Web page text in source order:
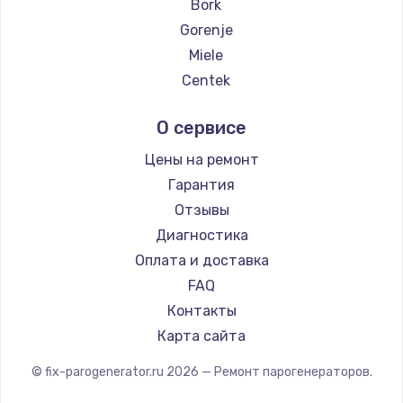
2500 руб.
Заказать
Замена электроконфорки
Заказать
Техобслуживание
900 руб.
Заказать
Установка / подключение / демонтаж
1300 руб.
Заказать
Bork
Gorenje
Miele
Centek
DELTA
Silter
Chayka
Beko
Vivitek
RED solution
О сервисе
Цены на ремонт
Гарантия
Отзывы
Диагностика
Оплата и доставка
FAQ
Контакты
Карта сайта
© fix-parogenerator.ru 2026 — Ремонт парогенераторов.